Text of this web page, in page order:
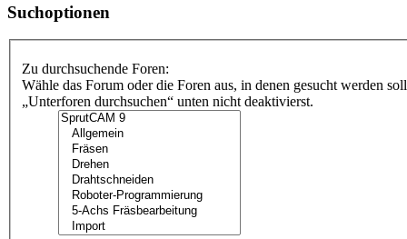
Suchoptionen
Zu durchsuchende Foren:
Wähle das Forum oder die Foren aus, in denen gesucht werden
„Unterforen durchsuchen“ unten nicht deaktivierst.